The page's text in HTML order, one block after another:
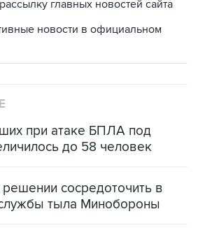
главных новостей сайта
новости в официальном
при атаке БПЛА под
до 58 человек
сосредоточить в
тыла Минобороны